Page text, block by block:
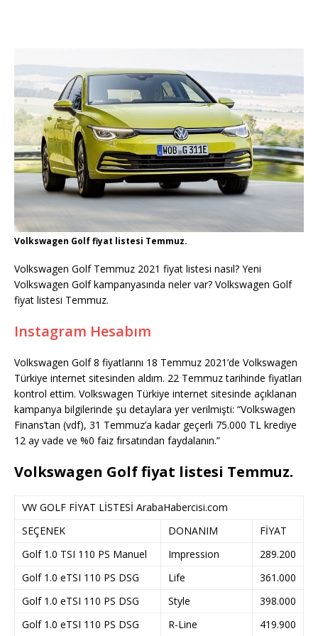
Volkswagen Golf fiyat listesi Temmuz.
Volkswagen Golf Temmuz 2021 fiyat listesi nasıl? Yeni
Volkswagen Golf kampanyasında neler var? Volkswagen Golf
fiyat listesi Temmuz.
Instagram Hesabım
Volkswagen Golf 8 fiyatlarını 18 Temmuz 2021’de Volkswagen
Türkiye internet sitesinden aldım. 22 Temmuz tarihinde fiyatları
kontrol ettim. Volkswagen Türkiye internet sitesinde açıklanan
kampanya bilgilerinde şu detaylara yer verilmişti: “Volkswagen
Finans’tan (vdf), 31 Temmuz’a kadar geçerli 75.000 TL krediye
12 ay vade ve %0 faiz fırsatından faydalanın.”
Volkswagen Golf fiyat listesi Temmuz.
VW GOLF FİYAT LİSTESİ ArabaHabercisi.com
SEÇENEK
DONANIM
FİYAT
Golf 1.0 TSI 110 PS Manuel
Impression
289.200
Golf 1.0 eTSI 110 PS DSG
Life
361.000
Golf 1.0 eTSI 110 PS DSG
Style
398.000
Golf 1.0 eTSI 110 PS DSG
R-Line 419.900